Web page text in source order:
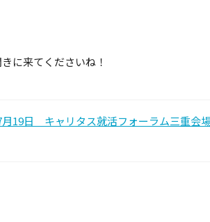
に来てくださいね！
月19日 キャリタス就活フォーラム三重会